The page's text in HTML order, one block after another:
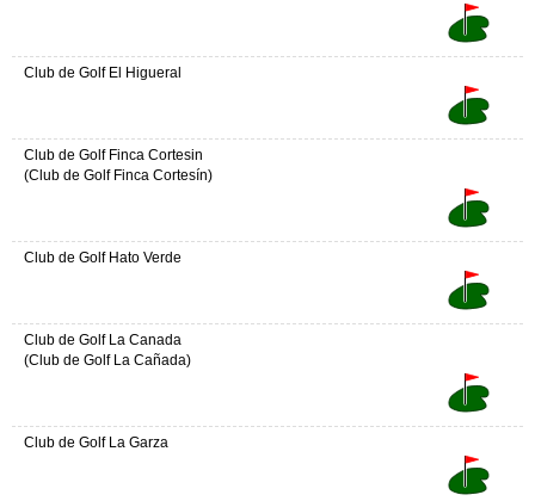
Club de Golf El Higueral
Club de Golf Finca Cortesin
(Club de Golf Finca Cortesín)
Club de Golf Hato Verde
Club de Golf La Canada
(Club de Golf La Cañada)
Club de Golf La Garza